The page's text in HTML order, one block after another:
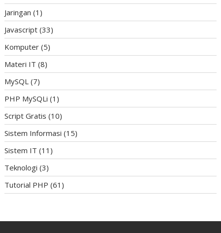
Jaringan (1)
Javascript (33)
Komputer (5)
Materi IT (8)
MySQL (7)
PHP MySQLi (1)
Script Gratis (10)
Sistem Informasi (15)
Sistem IT (11)
Teknologi (3)
Tutorial PHP (61)